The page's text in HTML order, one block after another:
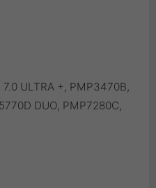
7.0 ULTRA +, PMP3470B,
DUO, PMP7280C,